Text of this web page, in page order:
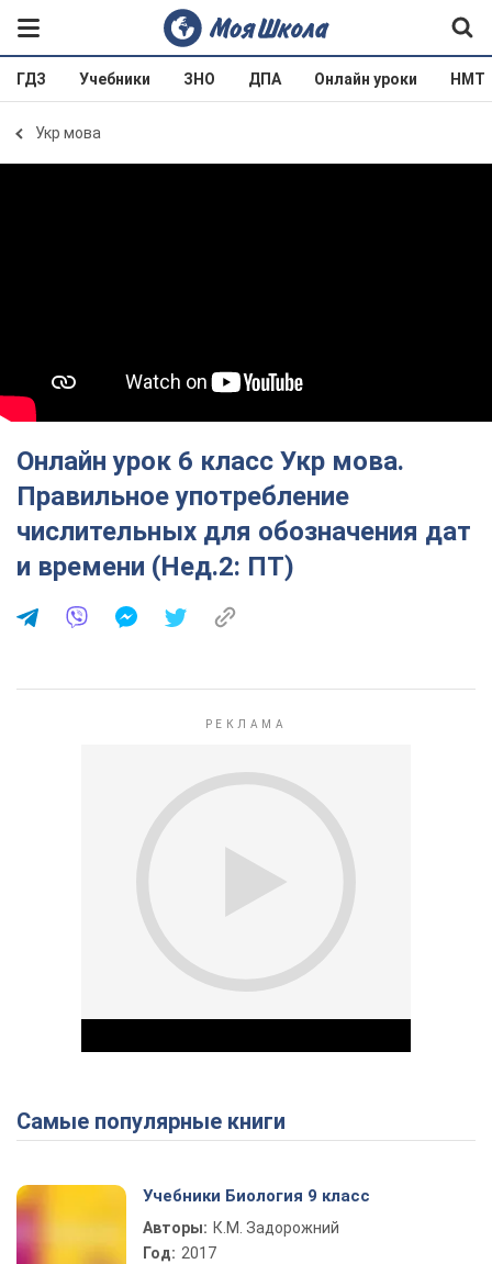
ГДЗ Учебники ЗНО ДПА Онлайн уроки НМТ
Укр мова
Онлайн урок 6 класс Укр мова.
Правильное употребление
числительных для обозначения дат
и времени (Нед.2: ПТ)
Play Video
Самые популярные книги
Учебники Биология 9 класс
Авторы: К.М. Задорожний
Год: 2017